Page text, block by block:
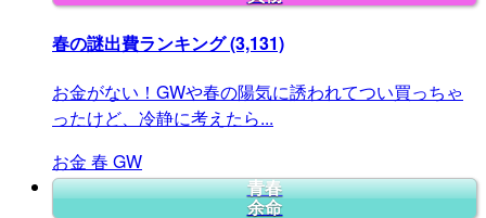
春の謎出費ランキング(3,131)
お金がない！GWや春の陽気に誘われてつい買っちゃ
ったけど、冷静に考えたら...
お金 春 GW
青春
余命